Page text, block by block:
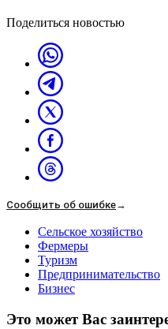
Поделиться новостью
Сообщить об ошибке→
Сельское хозяйство
Фермеры
Туризм
Предпринимательство
Бизнес
Это может Вас